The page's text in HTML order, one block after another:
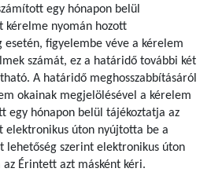
egy hónapon belül
kérelme nyomán hozott
esetén, figyelembe véve a kérelem
számát, ez a határidő további két
A határidő meghosszabbításáról
okainak megjelölésével a kérelem
egy hónapon belül tájékoztatja az
elektronikus úton nyújtotta be a
lehetőség szerint elektronikus úton
Érintett azt másként kéri.